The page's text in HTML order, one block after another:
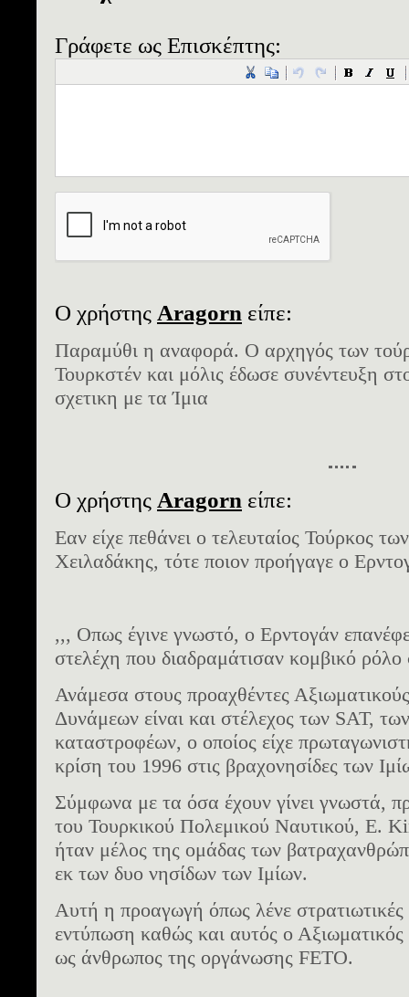
Γράφετε ως Επισκέπτης:
Ο χρήστης Aragorn είπε:
Παραμύθι η αναφορά. Ο αρχηγός των
Τουρκστέν και μόλις έδωσε συνέντευξη
σχετικη με τα Ίμια
Ο χρήστης Aragorn είπε:
Εαν είχε πεθάνει ο τελευταίος Τούρκος
Χειλαδάκης, τότε ποιον προήγαγε ο
,,, Οπως έγινε γνωστό, ο Ερντογάν
στελέχη που διαδραμάτισαν κομβικό
Ανάμεσα στους προαχθέντες
Δυνάμεων είναι και στέλεχος των SAT,
καταστροφέων, ο οποίος είχε
κρίση του 1996 στις βραχονησίδες των
Σύμφωνα με τα όσα έχουν γίνει γνωστά,
του Τουρκικού Πολεμικού Ναυτικού, Ε.
ήταν μέλος της ομάδας των
εκ των δυο νησίδων των Ιμίων.
Αυτή η προαγωγή όπως λένε
εντύπωση καθώς και αυτός ο
ως άνθρωπος της οργάνωσης FΕΤΟ.